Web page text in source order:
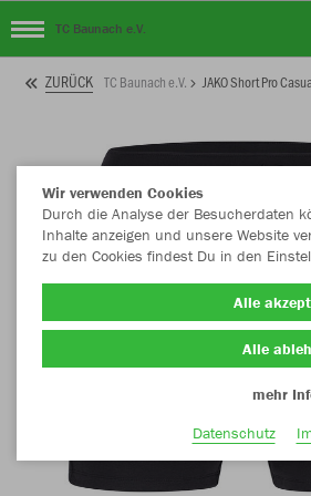
TC Baunach e.V.
ZURÜCK TC Baunach e.V. JAKO Short Pro
Wir verwenden Cookies
Durch die Analyse der Besucherdaten
Inhalte anzeigen und unsere Website
zu den Cookies findest Du in den
Alle
Alle
mehr
Datenschutz